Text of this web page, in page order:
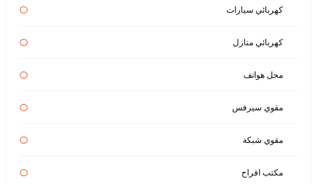
كهربائي سيارات
كهربائي منازل
محل هواتف
مقوي سيرفس
مقوي شبكة
مكتب افراح